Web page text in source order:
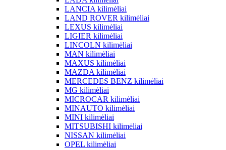
LANCIA kilimėliai
LAND ROVER kilimėliai
LEXUS kilimėliai
LIGIER kilimėliai
LINCOLN kilimėliai
MAN kilimėliai
MAXUS kilimėliai
MAZDA kilimėliai
MERCEDES BENZ kilimėliai
MG kilimėliai
MICROCAR kilimėliai
MINAUTO kilimėliai
MINI kilimėliai
MITSUBISHI kilimėliai
NISSAN kilimėliai
OPEL kilimėliai